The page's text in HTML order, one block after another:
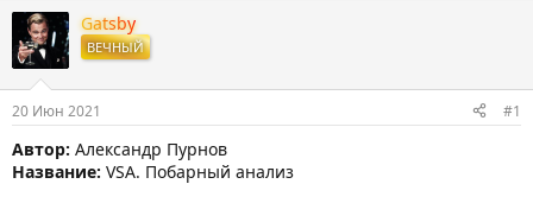
т
о
р
м
ы
т
а
н
а
л
а
Gatsby
ВЕЧНЫЙ
20 Июн 2021 #1
Автор: Александр Пурнов
Название: VSA. Побарный анализ